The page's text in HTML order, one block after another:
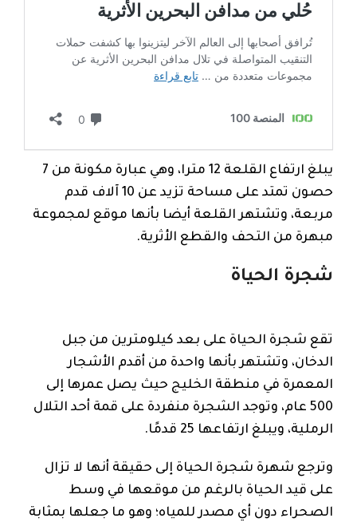
يبلغ ارتفاع القلعة 12 مترا، وهي عبارة مكونة من 7
حصون تمتد على مساحة تزيد عن 10 آلاف قدم
مربعة، وتشتهر القلعة أيضا بأنها موقع لمجموعة
مبهرة من التحف والقطع الأثرية.
شجرة الحياة
تقع شجرة الحياة على بعد كيلومترين من جبل
الدخان، وتشتهر بأنها واحدة من أقدم الأشجار
المعمرة في منطقة الخليج حيث يصل عمرها إلى
500 عام، وتوجد الشجرة منفردة على قمة أحد التلال
الرملية، ويبلغ ارتفاعها 25 قدمًا.
وترجع شهرة شجرة الحياة إلى حقيقة أنها لا تزال
على قيد الحياة بالرغم من موقعها في وسط
الصحراء دون أي مصدر للمياه؛ وهو ما جعلها بمثابة